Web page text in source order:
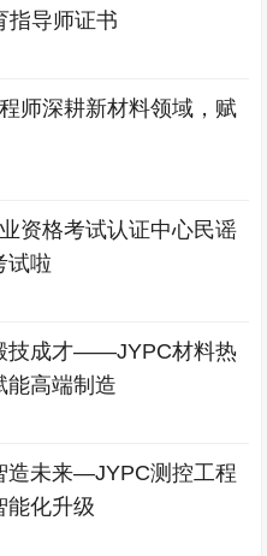
指导师证书
师深耕新材料领域，赋
资格考试认证中心民谣
试啦
技成才——JYPC材料热
能高端制造
造未来—JYPC测控工程
能化升级